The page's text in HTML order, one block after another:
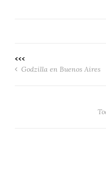
<<<
Godzilla en Buenos Aires